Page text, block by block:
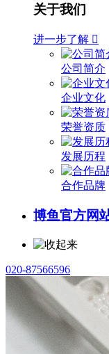
关于我们
进一步了解 
公司简介
企业文化
荣誉资质
发展历程
合作品牌
博鱼官方网
020-87566596